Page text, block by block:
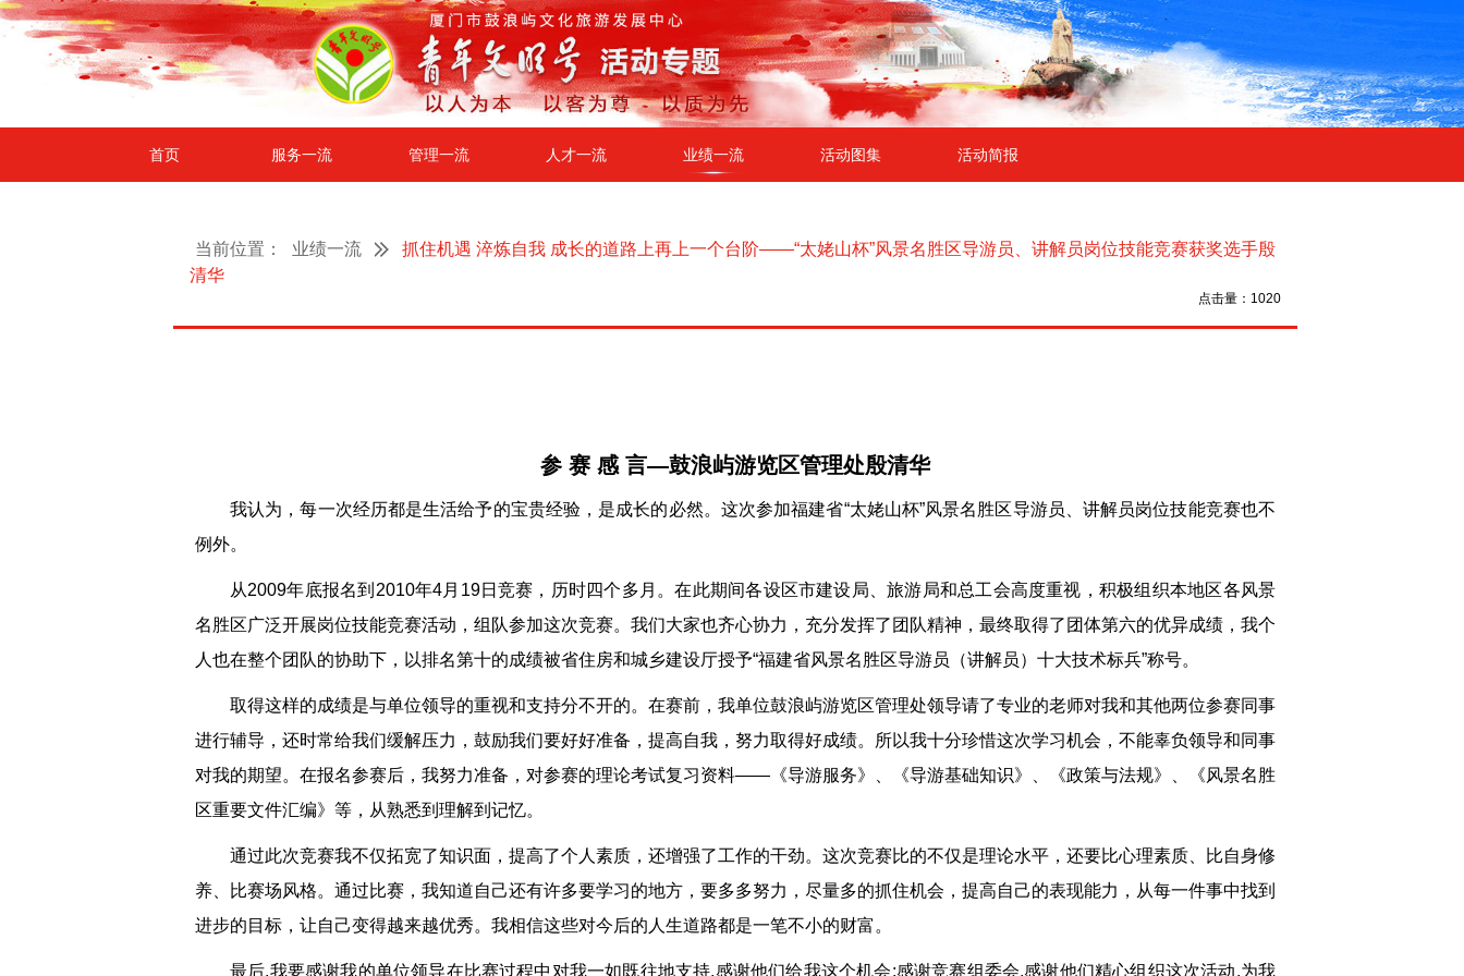
首页 服务一流 管理一流 人才一流 业绩一流 活动图集 活动简报
当前位置： 业绩一流
抓住机遇 淬炼自我 成长的道路上再上一个台阶——“太姥山杯”风景名胜区导游员、讲解员岗位技能竞赛获奖选手殷
清华
点击量：1020
参 赛 感 言—鼓浪屿游览区管理处殷清华
我认为，每一次经历都是生活给予的宝贵经验，是成长的必然。这次参加福建省“太姥山杯”风景名胜区导游员、讲解员岗位技能竞赛也不
例外。
从2009年底报名到2010年4月19日竞赛，历时四个多月。在此期间各设区市建设局、旅游局和总工会高度重视，积极组织本地区各风景
名胜区广泛开展岗位技能竞赛活动，组队参加这次竞赛。我们大家也齐心协力，充分发挥了团队精神，最终取得了团体第六的优异成绩，我个
人也在整个团队的协助下，以排名第十的成绩被省住房和城乡建设厅授予“福建省风景名胜区导游员（讲解员）十大技术标兵”称号。
取得这样的成绩是与单位领导的重视和支持分不开的。在赛前，我单位鼓浪屿游览区管理处领导请了专业的老师对我和其他两位参赛同事
进行辅导，还时常给我们缓解压力，鼓励我们要好好准备，提高自我，努力取得好成绩。所以我十分珍惜这次学习机会，不能辜负领导和同事
对我的期望。在报名参赛后，我努力准备，对参赛的理论考试复习资料——《导游服务》、《导游基础知识》、《政策与法规》、《风景名胜
区重要文件汇编》等，从熟悉到理解到记忆。
通过此次竞赛我不仅拓宽了知识面，提高了个人素质，还增强了工作的干劲。这次竞赛比的不仅是理论水平，还要比心理素质、比自身修
养、比赛场风格。通过比赛，我知道自己还有许多要学习的地方，要多多努力，尽量多的抓住机会，提高自己的表现能力，从每一件事中找到
进步的目标，让自己变得越来越优秀。我相信这些对今后的人生道路都是一笔不小的财富。
最后,我要感谢我的单位领导在比赛过程中对我一如既往地支持,感谢他们给我这个机会;感谢竞赛组委会,感谢他们精心组织这次活动,为我